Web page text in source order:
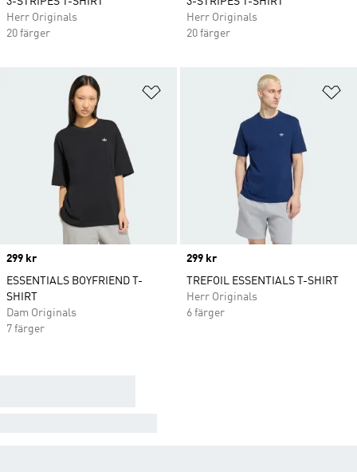
Herr Originals
20 färger
Herr Originals
20 färger
Lägg till på önskelistan
Price
299 kr
ESSENTIALS BOYFRIEND T-
SHIRT
Dam Originals
7 färger
Price
299 kr
TREFOIL ESSENTIALS T-SHIRT
Herr Originals
6 färger